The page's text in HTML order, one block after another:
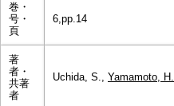
巻・
号・
頁
6,pp.14
著
者・
共著
者
Uchida, S., Yamamoto, H.